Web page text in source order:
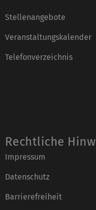
Stellenangebote
Veranstaltungskalender
Telefonverzeichnis
Rechtliche
Impressum
Datenschutz
Barrierefreiheit